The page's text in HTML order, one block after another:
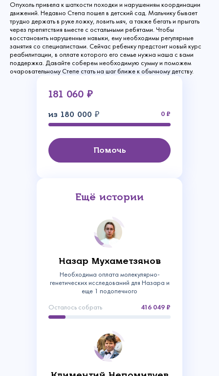
Опухоль привела к шаткости походки и нарушениям координации
движений. Недавно Степа пошел в детский сад. Мальчику бывает
трудно держать в руке ложку, ловить мяч, а также бегать и прыгать
через препятствия вместе с остальными ребятами. Чтобы
восстановить нарушенные навыки, ему необходимы регулярные
занятия со специалистами. Сейчас ребенку предстоит новый курс
реабилитации, в оплате которого его семье нужна наша с вами
поддержка. Давайте соберем необходимую сумму и поможем
очаровательному Степе стать на шаг ближе к обычному детству.
181 060 ₽
из 180 000 ₽ 0
Помочь
Ещё истории
Назар Мухаметзянов
Необходима оплата молекулярно-
генетических исследований для Назара и
еще 1 подопечного
Осталось собрать
416 049
Связаться с
нами
Сделать пожертвование